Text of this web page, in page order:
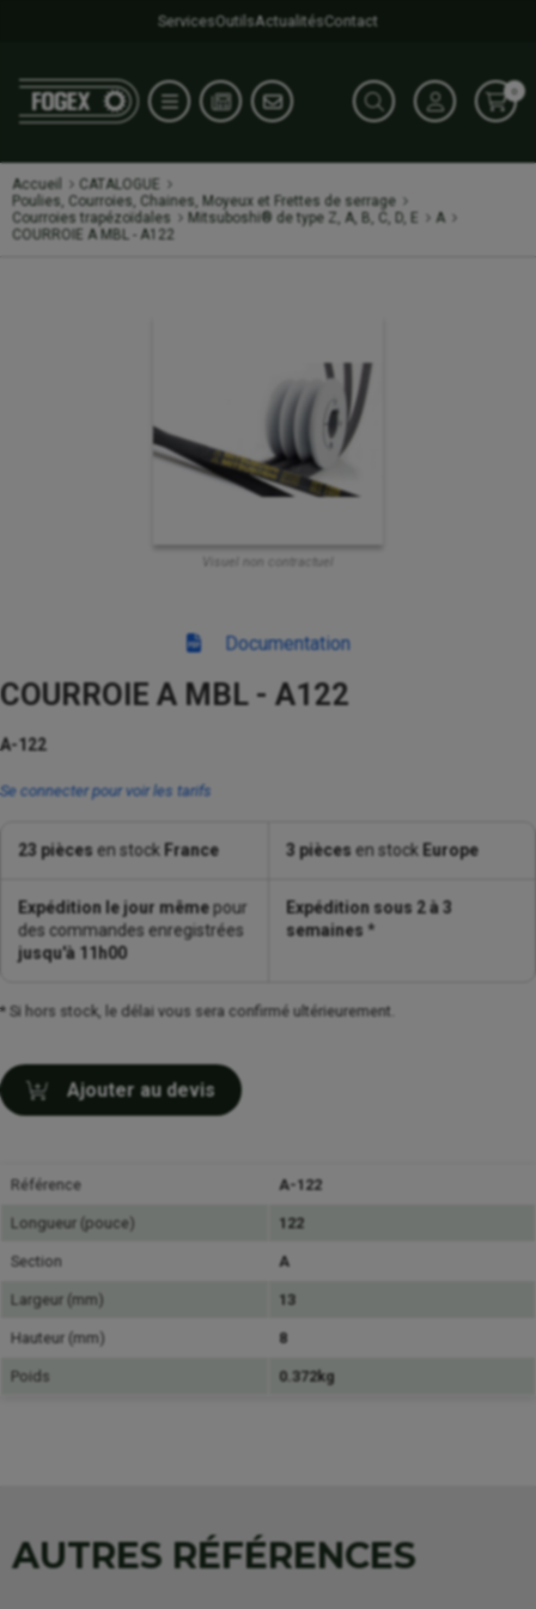
ServicesOutilsActualitésContact
0
Accueil
CATALOGUE
Poulies, Courroies, Chaines, Moyeux et Frettes de serrage
Courroies trapézoïdales
Mitsuboshi® de type Z, A, B, C, D, E
A
COURROIE A MBL - A122
Visuel non contractuel
Documentation
COURROIE A MBL - A122
A-122
Se connecter pour voir les tarifs
23 piècesen stock France 3 piècesen stock Europe
Expédition le jour mêmepour
des commandes enregistrées
jusqu'à 11h00
Expédition sous 2 à 3
semaines *
* Si hors stock, le délai vous sera confirmé ultérieurement.
Ajouter au devis
Référence A-122
Longueur (pouce) 122
Section A
Largeur (mm) 13
Hauteur (mm) 8
Poids 0.372kg
AUTRES RÉFÉRENCES